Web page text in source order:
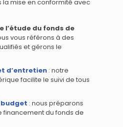
la mise en conformité avec
l’étude du fonds de
vous référons à des
et gérons le
d’entretien: notre
facilite le suivi de tous
budget : nous préparons
financement du fonds de